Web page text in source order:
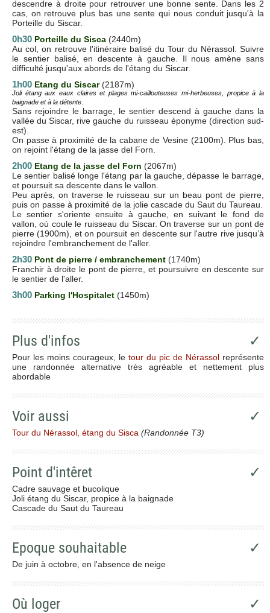
descendre à droite pour retrouver une bonne sente. Dans les 2
cas, on retrouve plus bas une sente qui nous conduit jusqu'à la
Porteille du Siscar.
0h30 Porteille du Sisca (2440m)
Au col, on retrouve l'itinéraire balisé du Tour du Nérassol. Suivre
le sentier balisé, en descente à gauche. Il nous amène sans
difficulté jusqu'aux abords de l'étang du Siscar.
1h00 Etang du Siscar(2187m)
Joli étang aux eaux claires et plages mi-caillouteuses mi-herbeuses, propice à la
baignade et à la détente
Sans rejoindre le barrage, le sentier descend à gauche dans la
vallée du Siscar, rive gauche du ruisseau éponyme (direction sud-
est).
On passe à proximité de la cabane de Vesine (2100m). Plus bas,
on rejoint l'étang de la jasse del Forn.
2h00 Etang de la jasse del Forn (2067m)
Le sentier balisé longe l'étang par la gauche, dépasse le barrage,
et poursuit sa descente dans le vallon.
Peu après, on traverse le ruisseau sur un beau pont de pierre,
puis on passe à proximité de la jolie cascade du Saut du Taureau.
Le sentier s'oriente ensuite à gauche, en suivant le fond de
vallon, où coule le ruisseau du Siscar. On traverse sur un pont de
pierre (1900m), et on poursuit en descente sur l'autre rive jusqu’à
rejoindre l'embranchement de l'aller.
2h30 Pont de pierre / embranchement (1740m)
Franchir à droite le pont de pierre, et poursuivre en descente sur
le sentier de l'aller.
3h00 Parking l'Hospitalet (1450m)
Plus d'infos ✓
Pour les moins courageux, le tour du pic de Nérassol représente
une randonnée alternative très agréable et nettement plus
abordable
Voir aussi ✓
Tour du Nérassol, étang du Sisca (Randonnée T3)
Point d'intêret ✓
Cadre sauvage et bucolique
Joli étang du Siscar, propice à la baignade
Cascade du Saut du Taureau
Epoque souhaitable ✓
De juin à octobre, en l'absence de neige
Où loger ✓